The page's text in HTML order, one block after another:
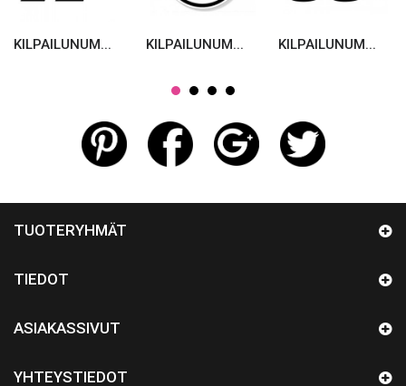
KILPAILUNUM... KILPAILUNUM... KILPAILUNUM...
TUOTERYHMÄT
TIEDOT
ASIAKASSIVUT
YHTEYSTIEDOT